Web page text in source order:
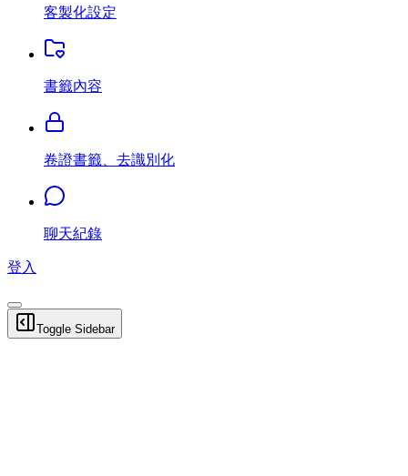
客製化設定
書籤內容
卷證書籤、去識別化
聊天紀錄
登入
Toggle Sidebar